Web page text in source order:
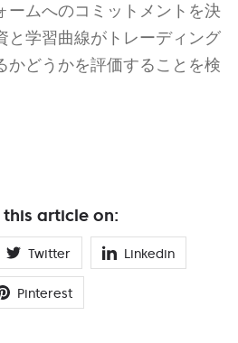
ームへのコミットメントを決
と学習曲線がトレーディング
かどうかを評価することを検
this article on:
Twitter Linkedin
Pinterest